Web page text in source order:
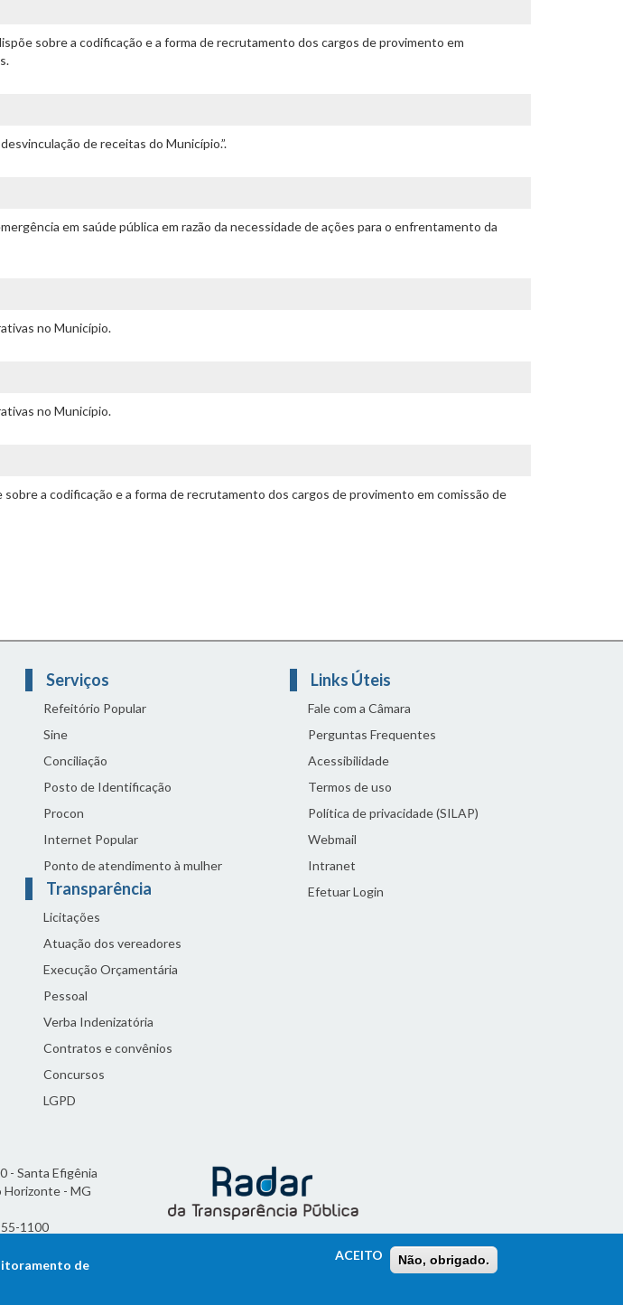
sobre a codificação e a forma de recrutamento dos cargos de provimento em
de receitas do Município.”.
em saúde pública em razão da necessidade de ações para o enfrentamento da
no Município.
no Município.
a codificação e a forma de recrutamento dos cargos de provimento em comissão de
Serviços
Refeitório Popular
Sine
Conciliação
Posto de Identificação
Procon
Internet Popular
Ponto de atendimento à mulher
Transparência
Licitações
Atuação dos vereadores
Execução Orçamentária
Pessoal
Verba Indenizatória
Contratos e convênios
Concursos
LGPD
Links Úteis
Fale com a Câmara
Perguntas Frequentes
Acessibilidade
Termos de uso
Política de privacidade (SILAP)
Webmail
Intranet
Efetuar Login
- Santa Efigênia
Horizonte - MG
1100
de
ACEITO Não, obrigado.